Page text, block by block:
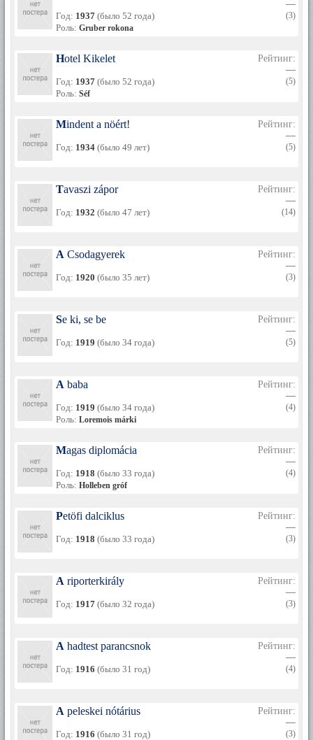
Год: 1937 (было 52 года)
Роль: Gruber rokona
—
(3)
Hotel Kikelet
Год: 1937 (было 52 года)
Роль: Séf
Рейтинг:
—
(5)
Mindent a nöért!
Год: 1934 (было 49 лет)
Рейтинг:
—
(5)
Tavaszi zápor
Год: 1932 (было 47 лет)
Рейтинг:
—
(14)
A Csodagyerek
Год: 1920 (было 35 лет)
Рейтинг:
—
(3)
Se ki, se be
Год: 1919 (было 34 года)
Рейтинг:
—
(5)
A baba
Год: 1919 (было 34 года)
Роль: Loremois márki
Рейтинг:
—
(4)
Magas diplomácia
Год: 1918 (было 33 года)
Роль: Holleben gróf
Рейтинг:
—
(4)
Petöfi dalciklus
Год: 1918 (было 33 года)
Рейтинг:
—
(3)
A riporterkirály
Год: 1917 (было 32 года)
Рейтинг:
—
(3)
A hadtest parancsnok
Год: 1916 (было 31 год)
Рейтинг:
—
(4)
A peleskei nótárius
Год: 1916 (было 31 год)
Рейтинг:
—
(3)